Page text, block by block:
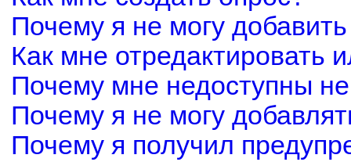
Почему я не могу
Как мне отредактировать
Почему мне недоступны
Почему я не могу
Почему я получил